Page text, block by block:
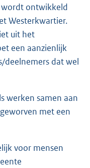
ontwikkeld
Westerkwartier.
uit het
een aanzienlijk
deelnemers dat wel
werken samen aan
met een
voor mensen